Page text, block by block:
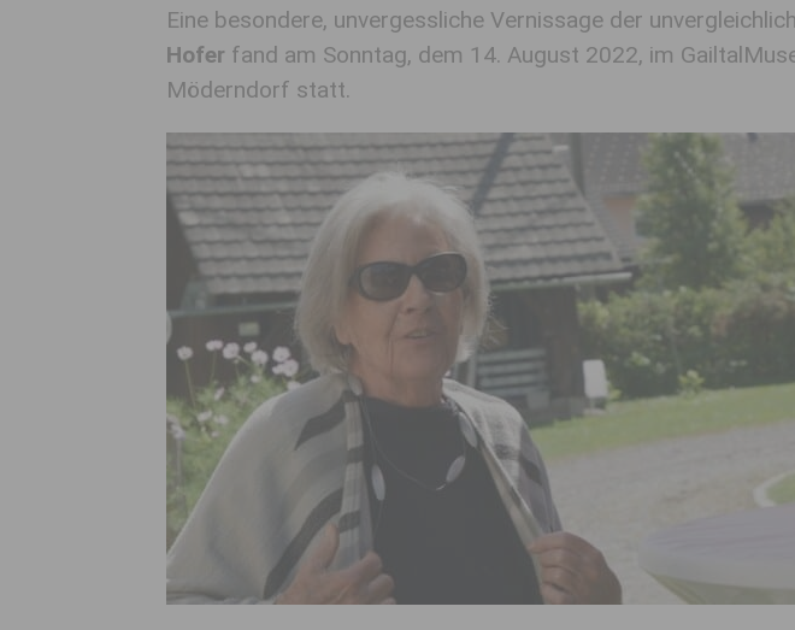
Eine besondere, unvergessliche Vernissage der
Hofer fand am Sonntag, dem 14. August 2022, im
Möderndorf statt.